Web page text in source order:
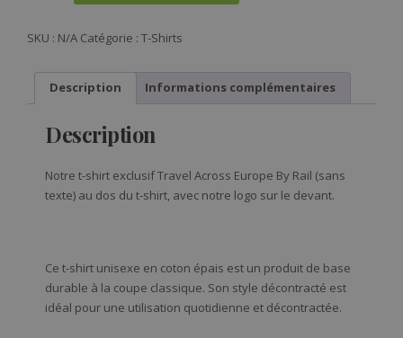
SKU : N/A Catégorie : T-Shirts
Description Informations complémentaires
Description
Notre t-shirt exclusif Travel Across Europe By Rail (sans
texte) au dos du t-shirt, avec notre logo sur le devant.
Ce t-shirt unisexe en coton épais est un produit de base
durable à la coupe classique. Son style décontracté est
idéal pour une utilisation quotidienne et décontractée.